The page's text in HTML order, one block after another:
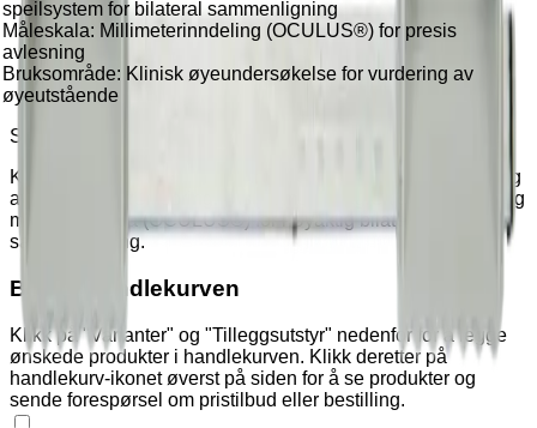
speilsystem for bilateral sammenligning
Måleskala: Millimeterinndeling (OCULUS®) for presis
avlesning
Bruksområde: Klinisk øyeundersøkelse for vurdering av
øyeutstående
Speileksophthalmometer – øyeundersøkelse
Klassisk HERTEL speileksophthalmometer for presis måling
av øyeeplets fremspring. Utstyrt med integrert speilsystem og
millimeterskala (OCULUS®) for nøyaktig bilateral
sammenligning.
Benytt handlekurven
Klikk på "Varianter" og "Tilleggsutstyr" nedenfor for å legge
ønskede produkter i handlekurven. Klikk deretter på
handlekurv-ikonet øverst på siden for å se produkter og
sende forespørsel om pristilbud eller bestilling.